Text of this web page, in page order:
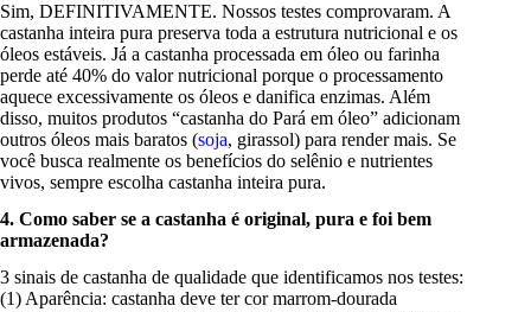
Sim, DEFINITIVAMENTE. Nossos testes comprovaram. A
castanha inteira pura preserva toda a estrutura nutricional e os
óleos estáveis. Já a castanha processada em óleo ou farinha
perde até 40% do valor nutricional porque o processamento
aquece excessivamente os óleos e danifica enzimas. Além
disso, muitos produtos “castanha do Pará em óleo” adicionam
outros óleos mais baratos (soja, girassol) para render mais. Se
você busca realmente os benefícios do selênio e nutrientes
vivos, sempre escolha castanha inteira pura.
4. Como saber se a castanha é original, pura e foi bem
armazenada?
3 sinais de castanha de qualidade que identificamos nos testes:
(1) Aparência: castanha deve ter cor marrom-dourada